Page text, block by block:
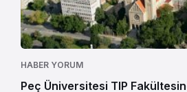
HABER YORUM
Peç Üniversitesi TIP